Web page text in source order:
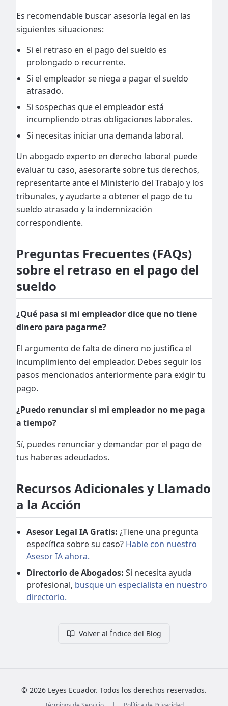
Es recomendable buscar asesoría legal en las
siguientes situaciones:
Si el retraso en el pago del sueldo es
prolongado o recurrente.
Si el empleador se niega a pagar el sueldo
atrasado.
Si sospechas que el empleador está
incumpliendo otras obligaciones laborales.
Si necesitas iniciar una demanda laboral.
Un abogado experto en derecho laboral puede
evaluar tu caso, asesorarte sobre tus derechos,
representarte ante el Ministerio del Trabajo y los
tribunales, y ayudarte a obtener el pago de tu
sueldo atrasado y la indemnización
correspondiente.
Preguntas Frecuentes (FAQs)
sobre el retraso en el pago del
sueldo
¿Qué pasa si mi empleador dice que no tiene
dinero para pagarme?
El argumento de falta de dinero no justifica el
incumplimiento del empleador. Debes seguir los
pasos mencionados anteriormente para exigir tu
pago.
¿Puedo renunciar si mi empleador no me paga
a tiempo?
Sí, puedes renunciar y demandar por el pago de
tus haberes adeudados.
Recursos Adicionales y Llamado
a la Acción
Asesor Legal IA Gratis: ¿Tiene una pregunta
específica sobre su caso? Hable con nuestro
Asesor IA ahora.
Directorio de Abogados: Si necesita ayuda
profesional, busque un especialista en nuestro
directorio.
Volver al Índice del Blog
© 2026 Leyes Ecuador. Todos los derechos reservados.